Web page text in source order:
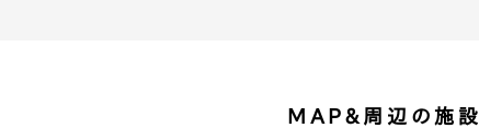
MAP＆周辺の施設